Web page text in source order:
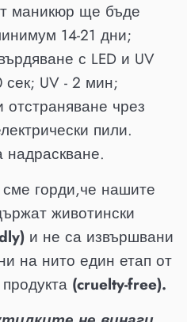
маникюр ще бъде
14-21 дни;
с LED и UV
сек; UV - 2 мин;
чрез
пили.
надраскване.
горди,че нашите
животински
и не са извършвани
на нито един етап от
(cruelty-free).